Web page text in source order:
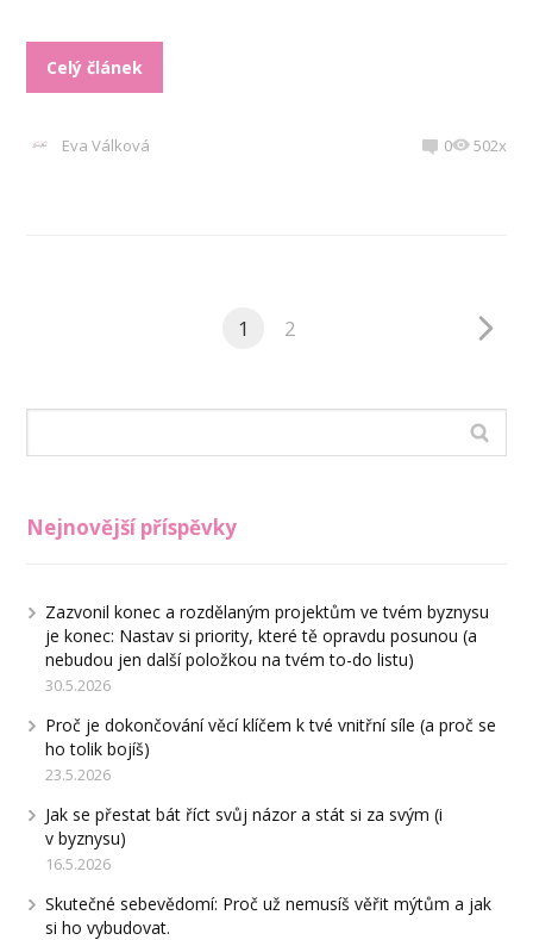
Celý článek
Eva Válková 0 502x
1 2
Nejnovější příspěvky
Zazvonil konec a rozdělaným projektům ve tvém byznysu
je konec: Nastav si priority, které tě opravdu posunou (a
nebudou jen další položkou na tvém to-do listu)
30.5.2026
Proč je dokončování věcí klíčem k tvé vnitřní síle (a proč se
ho tolik bojíš)
23.5.2026
Jak se přestat bát říct svůj názor a stát si za svým (i
v byznysu)
16.5.2026
Skutečné sebevědomí: Proč už nemusíš věřit mýtům a jak
si ho vybudovat.